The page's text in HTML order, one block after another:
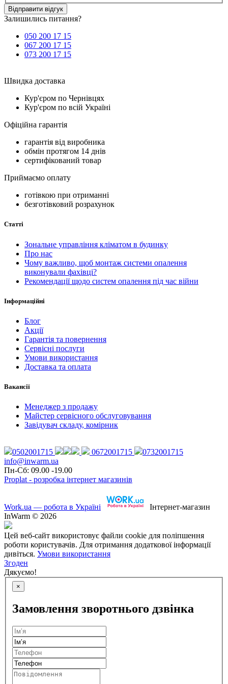
Відправити відгук
Залишились питання?
050 200 17 15
067 200 17 15
073 200 17 15
Швидка доставка
Кур'єром по Чернівцях
Кур'єром по всій Україні
Офіційна гарантія
гарантія від виробника
обмін протягом 14 днів
сертифікований товар
Приймаємо оплату
готівкою при отриманні
безготівковий розрахунок
Статті
Зональне управління кліматом в будинку
Про нас
Чому важливо, щоб монтаж системи опалення
виконували фахівці?
Рекомендації щодо систем опалення під час війни
Інформаційні
Блог
Акції
Гарантія та повернення
Сервісні послуги
Умови використання
Доставка та оплата
Вакансії
Менеджер з продажу
Майстер сервісного обслуговування
Завідувач складу, комірник
0502001715 0672001715
0732001715
info@inwarm.ua
Пн-Сб: 09.00 -19.00
Proplat - розробка інтернет магазинів
Work.ua — робота в Україні
Інтернет-магазин
InWarm © 2026
Цей веб-сайт використовує файли cookie для поліпшення
роботи користувачів. Для отримання додаткової інформації
дивіться. Умови використання
Згоден
Дякуємо!
×
Замовлення зворотнього дзвінка